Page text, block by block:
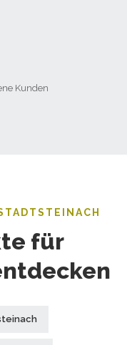
Kunden
für